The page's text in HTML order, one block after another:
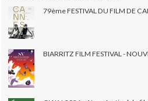
79ème FESTIVAL DU FILM DE
BIARRITZ FILM FESTIVAL -